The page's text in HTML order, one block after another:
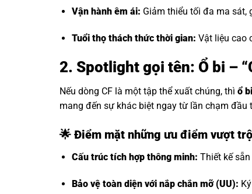
Vận hành êm ái: Giảm thiểu tối đa ma sát,
Tuổi thọ thách thức thời gian: Vật liệu cao
2. Spotlight gọi tên: Ổ bi –
Nếu dòng CF là một tập thể xuất chúng, thì ổ bi
mang đến sự khác biệt ngay từ lần chạm đầu
🌟 Điểm mặt những ưu điểm vượt
Cấu trúc tích hợp thông minh: Thiết kế
Bảo vệ toàn diện với nắp chắn mỡ (UU):